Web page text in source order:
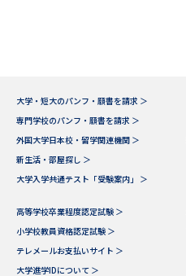
大学・短大のパンフ・願書を請求 ＞
専門学校のパンフ・願書を請求 ＞
外国大学日本校・留学関連機関 ＞
新生活・部屋探し ＞
大学入学共通テスト「受験案内」 ＞
高等学校卒業程度認定試験 ＞
小学校教員資格認定試験 ＞
テレメールお支払いサイト ＞
大学進学IDについて ＞